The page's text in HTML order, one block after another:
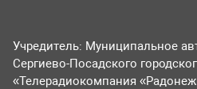
Учредитель: Муниципальное
Сергиево-Посадского
«Телерадиокомпания